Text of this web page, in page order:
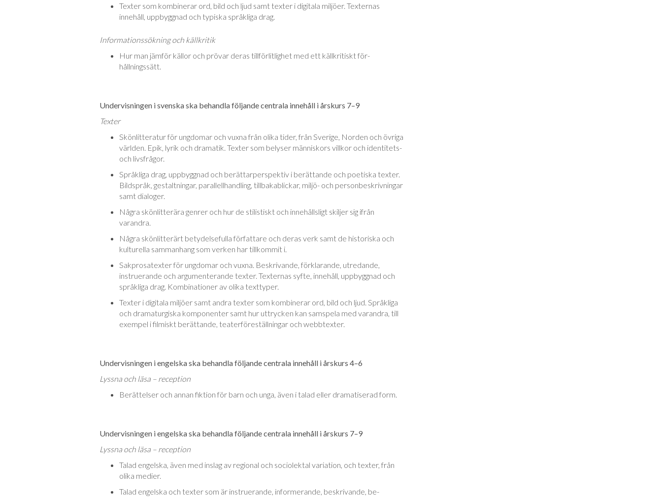
Texter som kombinerar ord, bild och ljud samt texter i digitala miljöer. Tex­ter­nas
innehåll, uppbyggnad och typiska språkliga drag.
Informationssökning och källkritik
Hur man jämför källor och prövar deras tillförlitlighet med ett källkritiskt för­
hållningssätt.
Undervisningen i svenska ska behandla följande centrala innehåll i årskurs 7–9
Texter
Skönlitteratur för ungdomar och vuxna från olika tider, från Sverige, Norden och övriga
världen. Epik, lyrik och dramatik. Texter som belyser männi­skors villkor och identitets-
och livsfrågor.
Språkliga drag, uppbyggnad och berättarperspektiv i berättande och poe­ti­ska texter.
Bildspråk, gestaltningar, parallellhandling, tillbakablickar, miljö- och personbeskrivningar
samt dialoger.
Några skönlitterära genrer och hur de stilistiskt och innehållsligt skiljer sig ifrån
varandra.
Några skönlitterärt betydelsefulla författare och deras verk samt de hi­sto­ri­ska och
kulturella sammanhang som verken har tillkommit i.
Sakprosatexter för ungdomar och vuxna. Beskrivande, förklarande, utre­dan­de,
instruerande och argumenterande texter. Texternas syfte, innehåll, upp­byggnad och
språkliga drag. Kombinationer av olika texttyper.
Texter i digitala miljöer samt andra texter som kombinerar ord, bild och ljud. Språkliga
och dramaturgiska komponenter samt hur uttrycken kan sam­spela med varandra, till
exempel i filmiskt berättande, teater­före­ställ­ningar och webbtexter.
Undervisningen i engelska ska behandla följande centrala innehåll i årskurs 4–6
Lyssna och läsa – reception
Berättelser och annan fiktion för barn och unga, även i talad eller drama­tise­rad form.
Undervisningen i engelska ska behandla följande centrala innehåll i årskurs 7–9
Lyssna och läsa – reception
Talad engelska, även med inslag av regional och sociolektal variation, och tex­ter, från
olika medier.
Talad engelska och texter som är instruerande, informerande, beskrivande, be­